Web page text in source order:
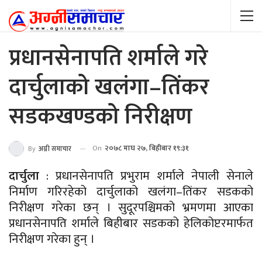
प्रधानसेनापति शर्माले गरे
दार्चुलाको खलंगा–तिंकर
सडकखण्डको निरीक्षण
By अग्नी समाचार On २०७८ माघ २७, बिहीबार १९:३१
दार्चुला : प्रधानसेनापति प्रभुराम शर्माले नेपाली सेनाले
निर्माण गरिरहेको दार्चुलाको खलंगा–तिंकर सडकको
निरीक्षण गरेका छन् । सुदूरपश्चिमको भ्रमणमा आएका
प्रधानसेनापति शर्माले बिहीबार सडकको हेलिकोप्टरमार्फत
निरीक्षण गरेका हुन् ।